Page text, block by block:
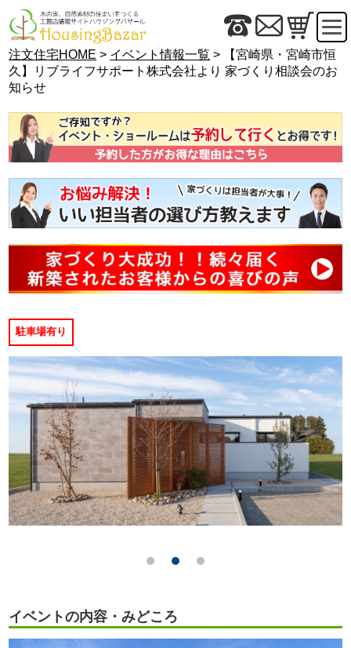
注文住宅HOME > イベント情報一覧 > 【宮崎県・宮崎市恒
久】リブライフサポート株式会社より 家づくり相談会のお
知らせ
駐車場有り
イベントの内容・みどころ